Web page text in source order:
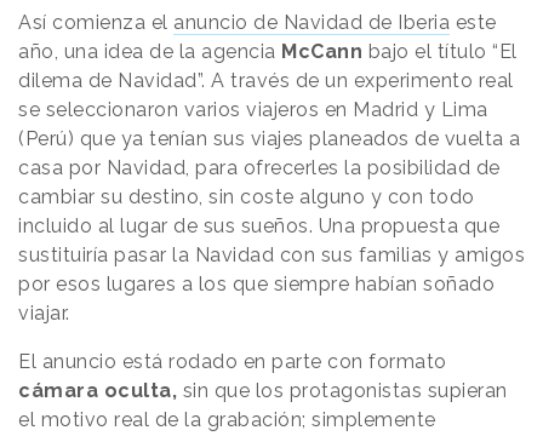
Así comienza el anuncio de Navidad de Iberia este
año, una idea de la agencia McCann bajo el título “El
dilema de Navidad”. A través de un experimento real
se seleccionaron varios viajeros en Madrid y Lima
(Perú) que ya tenían sus viajes planeados de vuelta a
casa por Navidad, para ofrecerles la posibilidad de
cambiar su destino, sin coste alguno y con todo
incluido al lugar de sus sueños. Una propuesta que
sustituiría pasar la Navidad con sus familias y amigos
por esos lugares a los que siempre habían soñado
viajar.
El anuncio está rodado en parte con formato
cámara oculta, sin que los protagonistas supieran
el motivo real de la grabación; simplemente